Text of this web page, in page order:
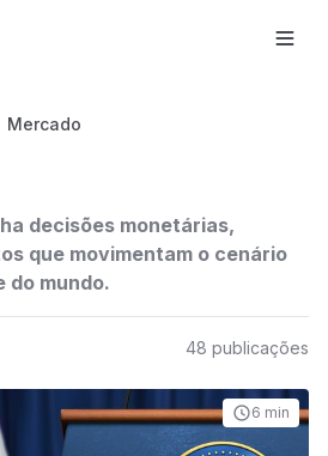
Mercado
decisões monetárias,
que movimentam o cenário
do mundo.
48 publicações
6 min